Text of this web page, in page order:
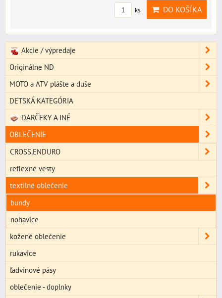
ks DO KOŠÍKA
Akcie / výpredaje
Originálne ND
MOTO a ATV plášte a duše
DETSKÁ KATEGÓRIA
DARČEKY A INÉ
OBLEČENIE
CROSS,ENDURO
reflexné vesty
textilné oblečenie
bundy
nohavice
kožené oblečenie
rukavice
ľadvinové pásy
oblečenie - doplnky